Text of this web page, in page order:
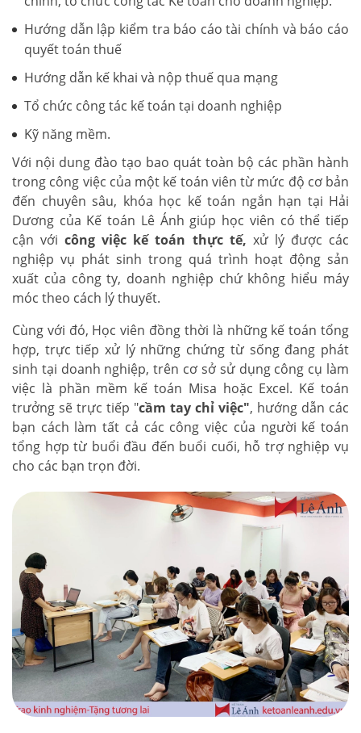
Hướng dẫn lập kiểm tra báo cáo tài chính và báo cáo
quyết toán thuế
Hướng dẫn kế khai và nộp thuế qua mạng
Tổ chức công tác kế toán tại doanh nghiệp
Kỹ năng mềm.
Với nội dung đào tạo bao quát toàn bộ các phần hành
trong công việc của một kế toán viên từ mức độ cơ bản
đến chuyên sâu, khóa học kế toán ngắn hạn tại Hải
Dương của Kế toán Lê Ánh giúp học viên có thể tiếp
cận vớicông việc kế toán thực tế, xử lý được các
nghiệp vụ phát sinh trong quá trình hoạt động sản
xuất của công ty, doanh nghiệp chứ không hiểu máy
móc theo cách lý thuyết.
Cùng với đó, Học viên đồng thời là những kế toán tổng
hợp, trực tiếp xử lý những chứng từ sống đang phát
sinh tại doanh nghiệp, trên cơ sở sử dụng công cụ làm
việc là phần mềm kế toán Misa hoặc Excel. Kế toán
trưởng sẽ trực tiếp "cầm tay chỉ việc", hướng dẫn các
bạn cách làm tất cả các công việc của người kế toán
tổng hợp từ buổi đầu đến buổi cuối, hỗ trợ nghiệp vụ
cho các bạn trọn đời.